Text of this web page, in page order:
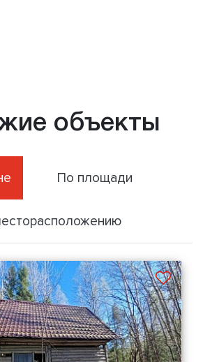
объекты
По площади